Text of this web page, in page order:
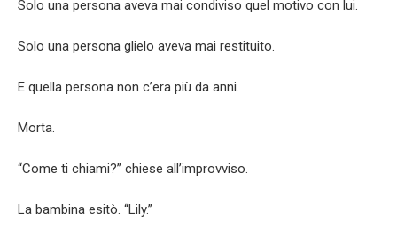
Solo una persona aveva mai condiviso quel motivo con lui.
Solo una persona glielo aveva mai restituito.
E quella persona non c’era più da anni.
Mortа.
“Come ti chiami?” chiese all’improvviso.
La bambina esitò. “Lily.”